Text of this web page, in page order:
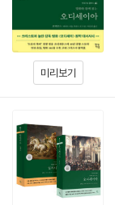
미리보기